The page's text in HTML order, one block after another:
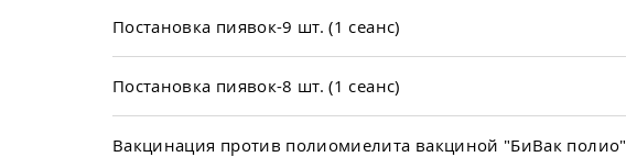
Постановка пиявок-9 шт. (1 сеанс)
Постановка пиявок-8 шт. (1 сеанс)
Вакцинация против полиомиелита вакциной "БиВак полио"